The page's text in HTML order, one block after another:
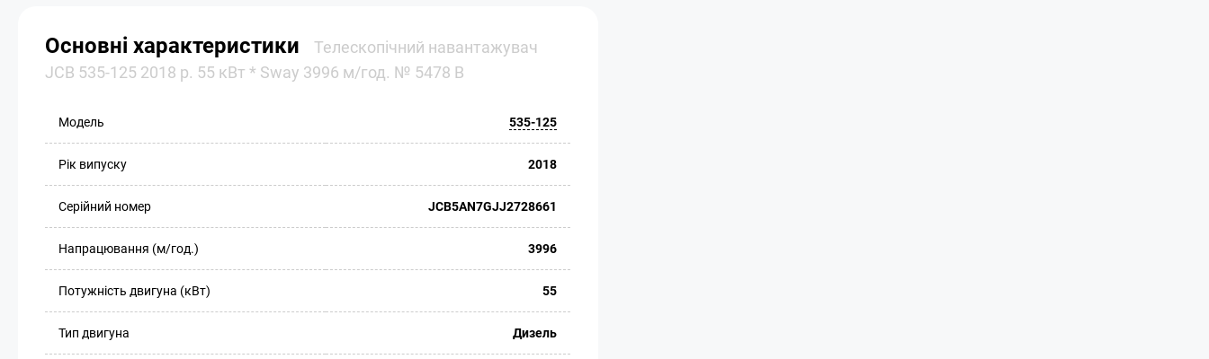
Основні характеристики
Телескопічний навантажувач
JCB 535-125 2018 р. 55 кВт * Sway 3996 м/год. № 5478 B
Модель 535-125
Рік випуску 2018
Серійний номер JCB5AN7GJJ2728661
Напрацювання (м/год.) 3996
Потужність двигуна (кВт) 55
Тип двигуна Дизель